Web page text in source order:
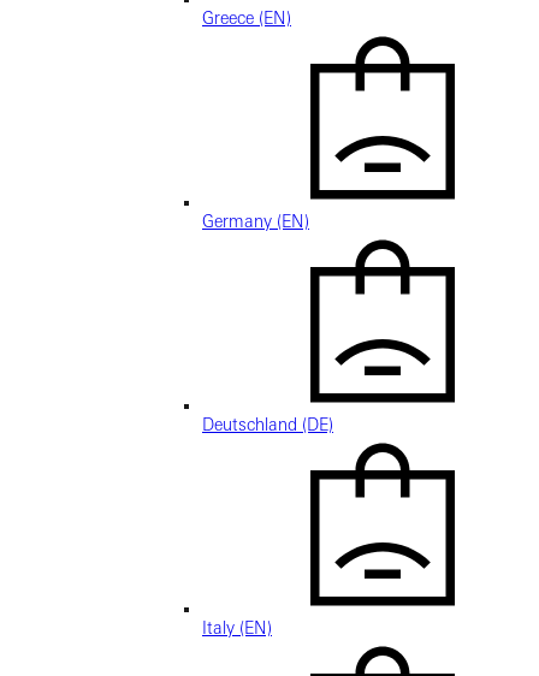
Greece (EN)
Germany (EN)
Deutschland (DE)
Italy (EN)